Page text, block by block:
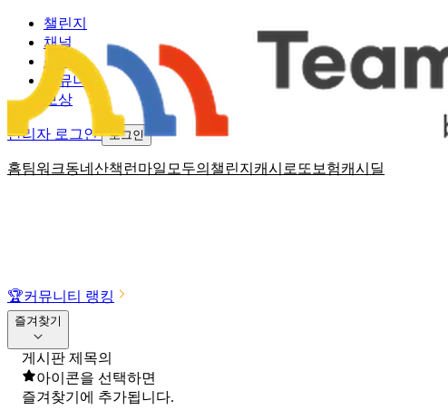
홈팀워크동네산책 런마일 모두의챌린지 캐시로또 보험캐시딜
챌린지
채널
소식
커뮤니티
보상
관리자 로그인 로그인
🏆커뮤니티 랭킹
즐겨찾기
게시판 제목의
아이콘을 선택하면
즐겨찾기에 추가됩니다.